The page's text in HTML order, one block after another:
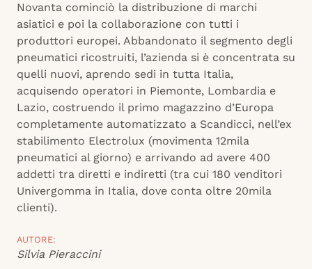
Novanta cominciò la distribuzione di marchi
asiatici e poi la collaborazione con tutti i
produttori europei. Abbandonato il segmento degli
pneumatici ricostruiti, l’azienda si è concentrata su
quelli nuovi, aprendo sedi in tutta Italia,
acquisendo operatori in Piemonte, Lombardia e
Lazio, costruendo il primo magazzino d’Europa
completamente automatizzato a Scandicci, nell’ex
stabilimento Electrolux (movimenta 12mila
pneumatici al giorno) e arrivando ad avere 400
addetti tra diretti e indiretti (tra cui 180 venditori
Univergomma in Italia, dove conta oltre 20mila
clienti).
AUTORE:
Silvia Pieraccini